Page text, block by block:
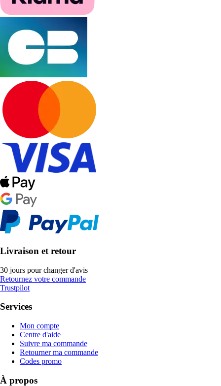
Livraison et retour
30 jours pour changer d'avis
Retournez votre commande
Trustpilot
Services
Mon compte
Centre d'aide
Suivre ma commande
Retourner ma commande
Codes promo
À propos